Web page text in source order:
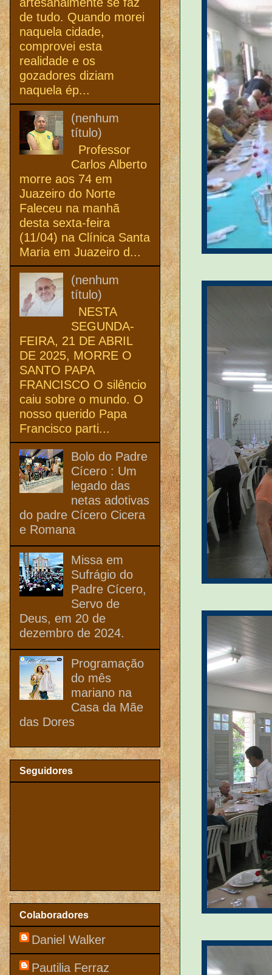
de tudo. Quando morei
naquela cidade,
comprovei esta
realidade e os
gozadores diziam
naquela ép...
(nenhum
título)
Professor
Carlos Alberto
morre aos 74 em
Juazeiro do Norte
Faleceu na manhã
desta sexta-feira
(11/04) na Clínica Santa
Maria em Juazeiro d...
(nenhum
título)
NESTA
SEGUNDA-
FEIRA, 21 DE ABRIL
DE 2025, MORRE O
SANTO PAPA
FRANCISCO O silêncio
caiu sobre o mundo. O
nosso querido Papa
Francisco parti...
Bolo do Padre
Cícero : Um
legado das
netas adotivas
do padre Cícero Cicera
e Romana
Missa em
Sufrágio do
Padre Cícero,
Servo de
Deus, em 20 de
dezembro de 2024.
Programação
do mês
mariano na
Casa da Mãe
das Dores
Seguidores
Colaboradores
Daniel Walker
Pautilia Ferraz